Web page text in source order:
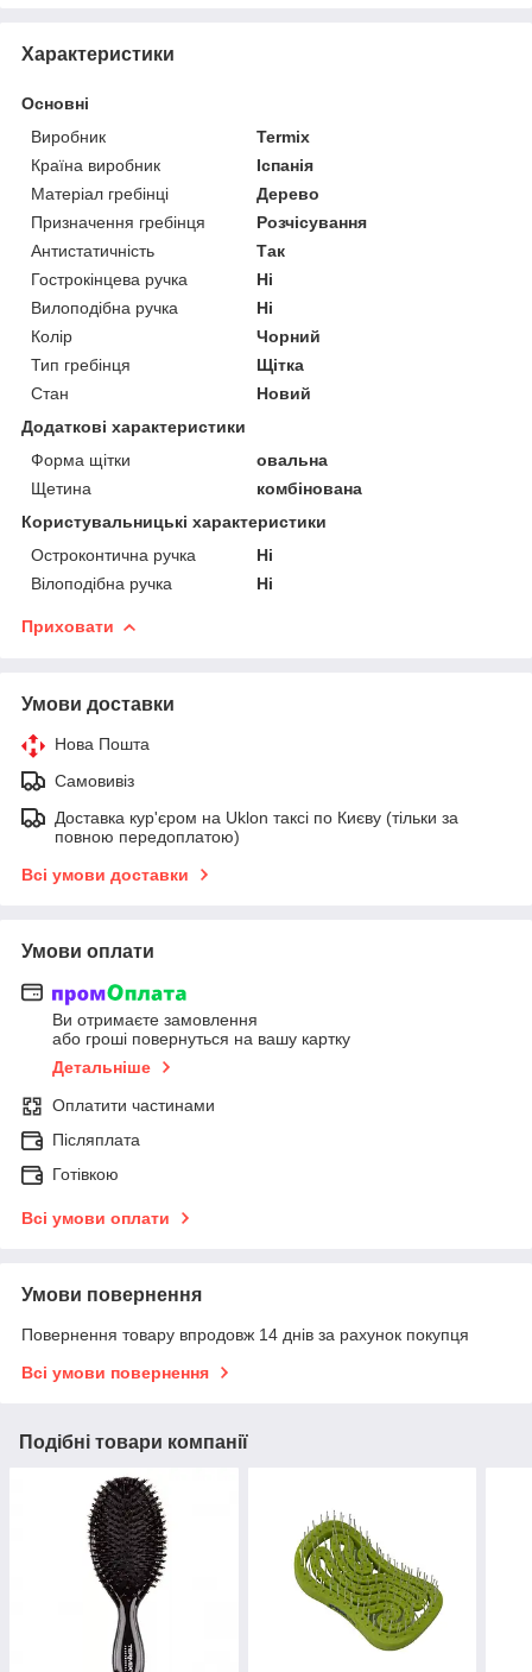
Характеристики
Основні
Виробник
Termix
Країна виробник
Іспанія
Матеріал гребінці
Дерево
Призначення гребінця
Розчісування
Антистатичність
Так
Гострокінцева ручка
Ні
Вилоподібна ручка
Ні
Колір
Чорний
Тип гребінця
Щітка
Стан
Новий
Додаткові характеристики
Форма щітки
овальна
Щетина
комбінована
Користувальницькі характеристики
Остроконтична ручка
Ні
Вілоподібна ручка
Ні
Приховати
Умови доставки
Нова Пошта
Самовивіз
Доставка кур'єром на Uklon таксі по Києву (тільки за
повною передоплатою)
Всі умови доставки
Умови оплати
Ви отримаєте замовлення
або гроші повернуться на вашу картку
Детальніше
Оплатити частинами
Післяплата
Готівкою
Всі умови оплати
Умови повернення
Повернення товару впродовж 14 днів за рахунок покупця
Всі умови повернення
Подібні товари компанії